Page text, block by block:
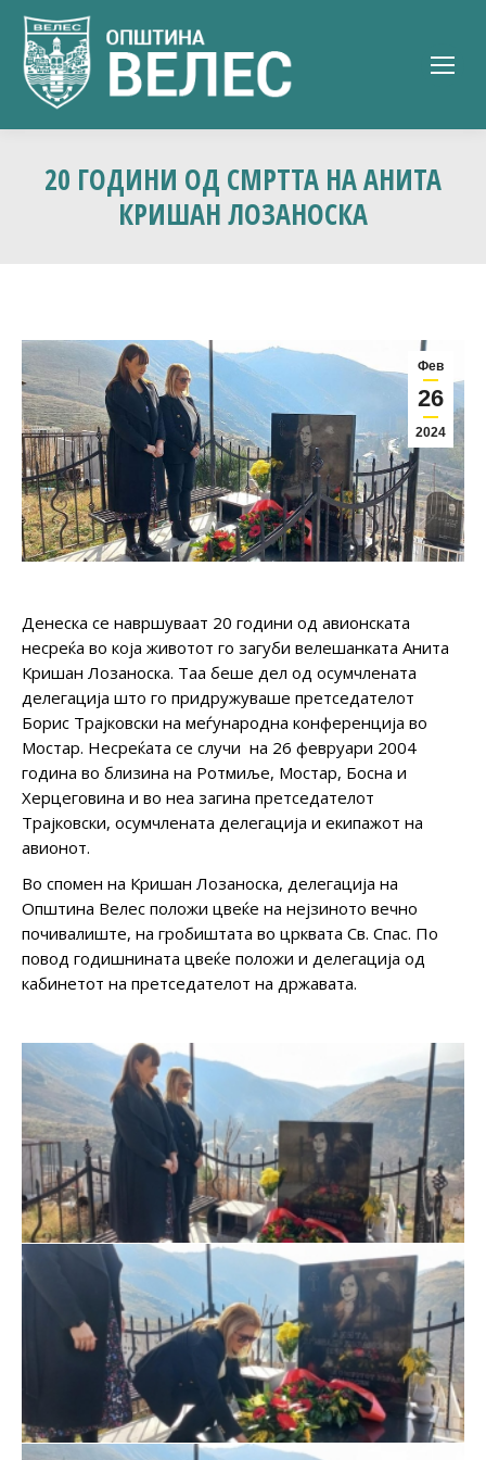
20 ГОДИНИ ОД СМРТТА НА АНИТА
КРИШАН ЛОЗАНОСКА
Фев
26
2024
Денеска се навршуваат 20 години од авионската
несреќа во која животот го загуби велешанката Анита
Кришан Лозаноска. Таа беше дел од осумчлената
делегација што го придружуваше претседателот
Борис Трајковски на меѓународна конференција во
Мостар. Несреќата се случи на 26 февруари 2004
година во близина на Ротмиље, Мостар, Босна и
Херцеговина и во неа загина претседателот
Трајковски, осумчлената делегација и екипажот на
авионот.
Во спомен на Кришан Лозаноска, делегација на
Општина Велес положи цвеќе на нејзиното вечно
почивалиште, на гробиштата во црквата Св. Спас. По
повод годишнината цвеќе положи и делегација од
кабинетот на претседателот на државата.